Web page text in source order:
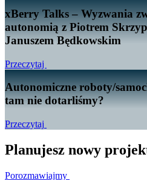
xBerry Talks – Wyzwania
autonomią z Piotrem
Januszem Będkowskim
Przeczytaj
Autonomiczne roboty/
tam nie dotarliśmy?
Przeczytaj
Planujesz nowy
Porozmawiajmy